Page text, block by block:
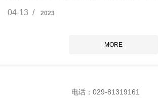
政务中心四…
04-13 / 2023
MORE
电话：029-81319161